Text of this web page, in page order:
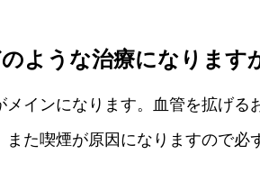
ような治療になります
インになります。血管を拡げる
また喫煙が原因になりますので必